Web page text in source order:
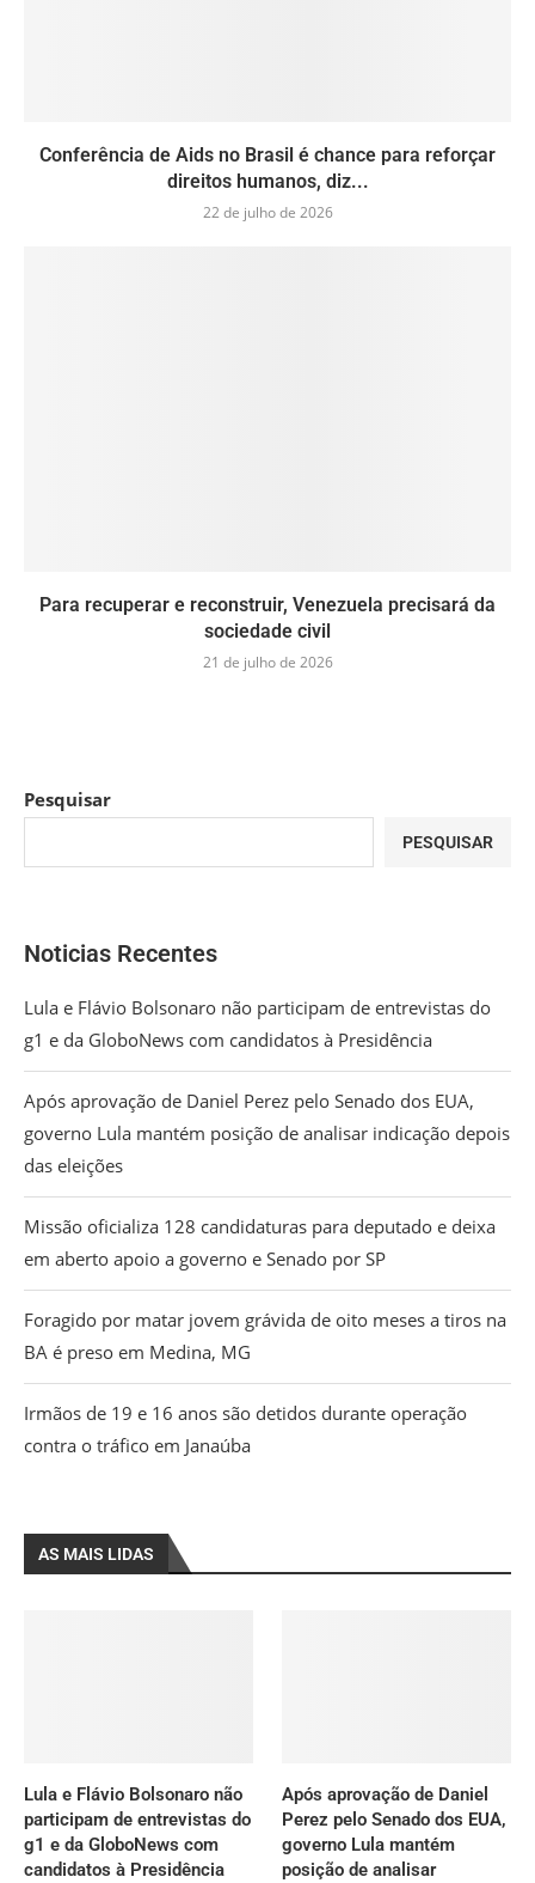
Conferência de Aids no Brasil é chance para reforçar
direitos humanos, diz...
22 de julho de 2026
Para recuperar e reconstruir, Venezuela precisará da
sociedade civil
21 de julho de 2026
Pesquisar
PESQUISAR
Noticias Recentes
Lula e Flávio Bolsonaro não participam de entrevistas do
g1 e da GloboNews com candidatos à Presidência
Após aprovação de Daniel Perez pelo Senado dos EUA,
governo Lula mantém posição de analisar indicação depois
das eleições
Missão oficializa 128 candidaturas para deputado e deixa
em aberto apoio a governo e Senado por SP
Foragido por matar jovem grávida de oito meses a tiros na
BA é preso em Medina, MG
Irmãos de 19 e 16 anos são detidos durante operação
contra o tráfico em Janaúba
AS MAIS LIDAS
Lula e Flávio Bolsonaro não
participam de entrevistas do
g1 e da GloboNews com
candidatos à Presidência
Após aprovação de Daniel
Perez pelo Senado dos EUA,
governo Lula mantém
posição de analisar